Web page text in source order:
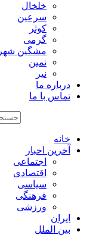
خلخال
سرعین
کوثر
گرمی
مشگین شهر
نمین
نیر
درباره ما
تماس با ما
خانه
آخرین اخبار
اجتماعی
اقتصادی
سیاسی
فرهنگی
ورزشی
ایران
بین الملل